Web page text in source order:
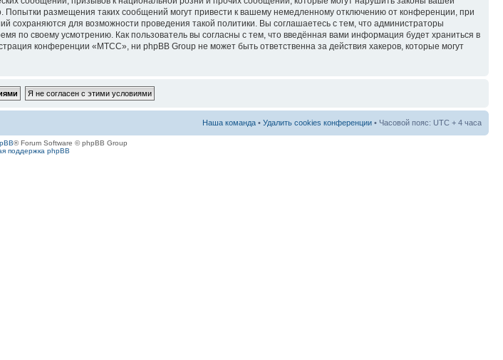
размещения таких сообщений могут привести к вашему немедленному отключению от конференции, при
сохраняются для возможности проведения такой политики. Вы соглашаетесь с тем, что администраторы
по своему усмотрению. Как пользователь вы согласны с тем, что введённая вами информация будет храниться в
конференции «МТСС», ни phpBB Group не может быть ответственна за действия хакеров, которые могут
Наша команда • Удалить cookies конференции • Часовой пояс: UTC + 4 часа
® Forum Software © phpBB Group
поддержка phpBB